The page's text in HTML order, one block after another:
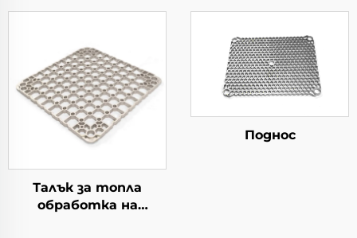
Талък за топла
обработка на
Поднос